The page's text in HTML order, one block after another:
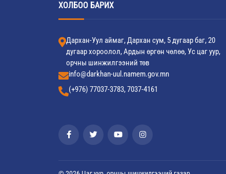
ХОЛБОО БАРИХ
Дархан-Уул аймаг, Дархан сум, 5 дугаар баг, 20
дугаар хороолол, Ардын өргөн чөлөө, Ус цаг уур,
орчны шинжилгээний төв
info@darkhan-uul.namem.gov.mn
(+976) 77037-3783, 7037-4161